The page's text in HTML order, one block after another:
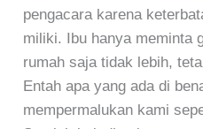
pengacara karena
miliki. Ibu hanya meminta
rumah saja tidak lebih,
Entah apa yang ada di
mempermalukan kami